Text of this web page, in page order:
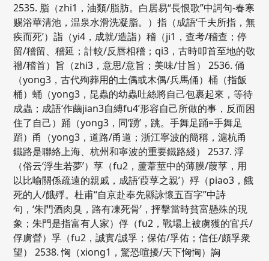
2535. 脂（zhi1，油類/脂肪。白居易“長恨歌”中詞句-春寒
赐浴華清池，温泉水滑洗凝脂。）指（成語‘千夫所指，無
疾而死’）詣（yi4，成就/造詣）稽（ji1，查考/稽查；停
留/稽留、稽延；計較/反唇相稽；qi3，古時叩首至地的敬
禮/稽首）旨（zhi3，意思/意旨；美味/甘旨） 2536. 俑
（yong3，古代殉葬用的土偶或木偶/兵馬俑）桶（指飯
桶）蛹（yong3，昆蟲的幼蟲吐絲將自己包裹起來，等待
成蟲；成語‘作繭jian3自縛fu4’形容自己所做的事，反而困
住了自己）踊（yong3，同‘踴’，跳。手舞足踊=手舞足
蹈）甬（yong3，道路/甬道；浙江寧波的簡稱，滬杭甬
鐵路是聯絡上海、杭州和寧波的重要鐵路綫） 2537. 浮
（俗云‘浮生若夢’）莩（fu2，蘆葦莖中的薄膜/葭莩，用
以比喻關係疏遠的親戚，成語‘葭莩之親’）殍（piao3，餓
死的人/餓殍。杜甫“自京赴奉先縣詠懷五百字”中詩
句，‘朱門酒肉臭，路有凍死骨’，抨擊當時貧富懸殊的現
象；朱門是指富有人家）俘（fu2，戰場上被虜獲的官兵/
俘虜營）孚（fu2，誠實/誠孚；保佑/孚佑；信任/頗孚衆
望） 2538. 恟（xiong1，驚恐喧擾/天下恟恟）詾